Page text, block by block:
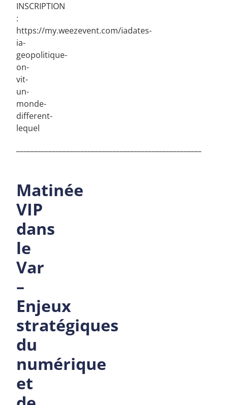
INSCRIPTION
:
https://my.weezevent.com/iadates-
ia-
geopolitique-
on-
vit-
un-
monde-
different-
lequel
Matinée
VIP
dans
le
Var
–
Enjeux
stratégiques
du
numérique
et